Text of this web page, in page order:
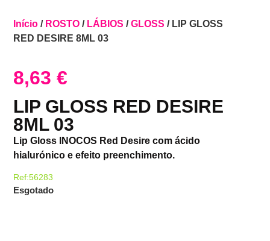
Início / ROSTO / LÁBIOS /GLOSS / LIP GLOSS
RED DESIRE 8ML 03
8,63€
LIP GLOSS RED DESIRE
8ML 03
Lip Gloss INOCOS Red Desire com ácido
hialurónico e efeito preenchimento.
Ref:56283
Esgotado